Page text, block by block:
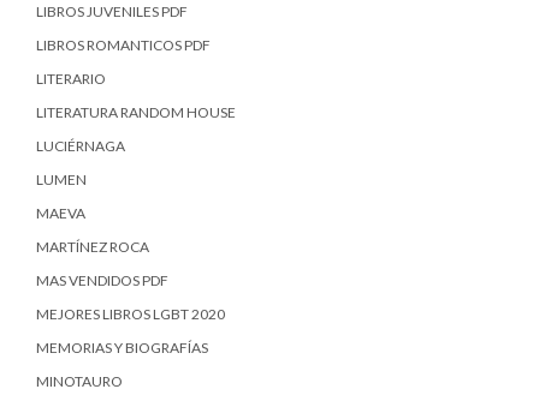
LIBROS JUVENILES PDF
LIBROS ROMANTICOS PDF
LITERARIO
LITERATURA RANDOM HOUSE
LUCIÉRNAGA
LUMEN
MAEVA
MARTÍNEZ ROCA
MAS VENDIDOS PDF
MEJORES LIBROS LGBT 2020
MEMORIAS Y BIOGRAFÍAS
MINOTAURO